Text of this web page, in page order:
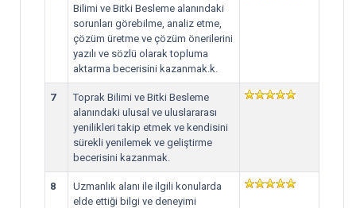
Bilimi ve Bitki Besleme alanındaki
sorunları görebilme, analiz etme,
çözüm üretme ve çözüm önerilerini
yazılı ve sözlü olarak topluma
aktarma becerisini kazanmak.k.
7
Toprak Bilimi ve Bitki Besleme
alanındaki ulusal ve uluslararası
yenilikleri takip etmek ve kendisini
sürekli yenilemek ve geliştirme
becerisini kazanmak.
8
Uzmanlık alanı ile ilgili konularda
elde ettiği bilgi ve deneyimi